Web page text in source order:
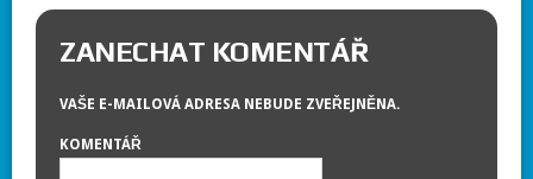
ZANECHAT KOMENTÁŘ
VAŠE E-MAILOVÁ ADRESA NEBUDE ZVEŘEJNĚNA.
KOMENTÁŘ